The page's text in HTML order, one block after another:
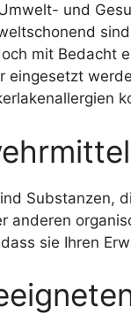
und
mit Bedacht
eingesetzt
Substanzen,
anderen
sie Ihren